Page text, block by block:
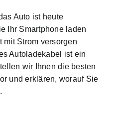
Auto ist heute
Ihr Smartphone laden
mit Strom versorgen
Autoladekabel ist ein
wir Ihnen die besten
und erklären, worauf Sie